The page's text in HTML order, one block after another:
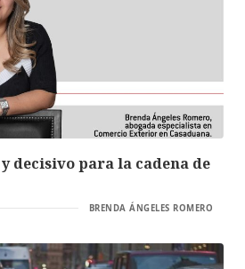
decisivo para la cadena de
BRENDA ÁNGELES ROMERO